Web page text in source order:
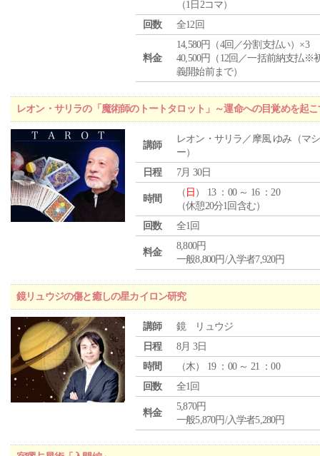
（1日2コマ）
回数
全12回
料金
14,580円（4回／分割支払い）×3
40,500円（12回／一括前納支払※
義開始前まで）
レオン・サリラの「魔術師のトートタロット」～運命への目覚めを起
講師
レオン・サリラ／摩風 ゆみ（マ
ー）
日程
7月 30日
時間
（ 日 ） 13 ：00 ～ 16 ：20
（休憩20分1回含む）
回数
全1回
料金
8,800円
一般8,800円/入学者7,920円
鏡リュウジの傷と癒しの星カイロン研究
講師
鏡 リュウジ
日程
8月 3日
時間
（木） 19 ：00 ～ 21 ：00
回数
全1回
料金
5,870円
一般5,870円/入学者5,280円